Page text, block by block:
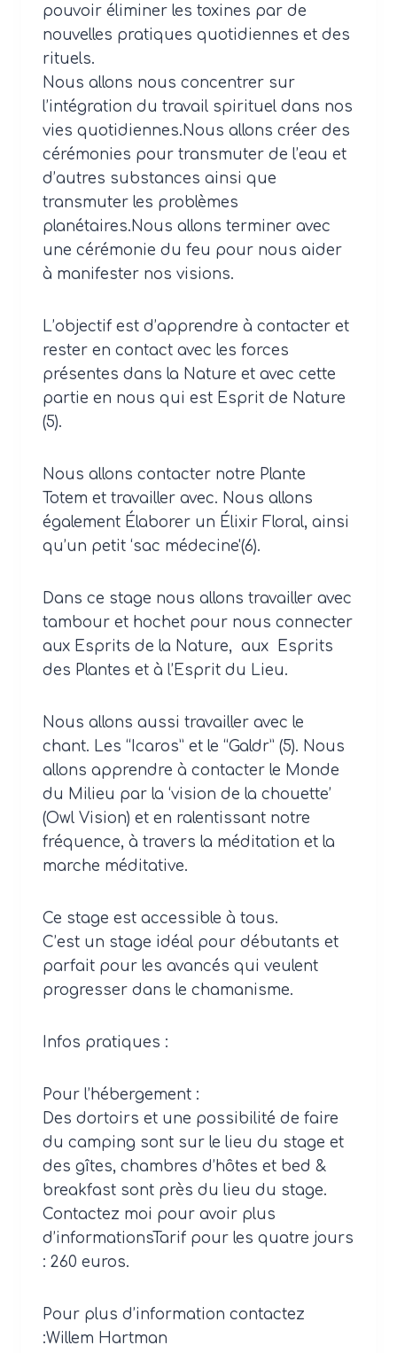
pouvoir éliminer les toxines par de
nouvelles pratiques quotidiennes et des
rituels.
Nous allons nous concentrer sur
l’intégration du travail spirituel dans nos
vies quotidiennes.Nous allons créer des
cérémonies pour transmuter de l’eau et
d’autres substances ainsi que
transmuter les problèmes
planétaires.Nous allons terminer avec
une cérémonie du feu pour nous aider
à manifester nos visions.
L’objectif est d’apprendre à contacter et
rester en contact avec les forces
présentes dans la Nature et avec cette
partie en nous qui est Esprit de Nature
(5).
Nous allons contacter notre Plante
Totem et travailler avec. Nous allons
également Élaborer un Élixir Floral, ainsi
qu’un petit ‘sac médecine'(6).
Dans ce stage nous allons travailler avec
tambour et hochet pour nous connecter
aux Esprits de la Nature, aux Esprits
des Plantes et à l’Esprit du Lieu.
Nous allons aussi travailler avec le
chant. Les “Icaros” et le “Galdr” (5). Nous
allons apprendre à contacter le Monde
du Milieu par la ‘vision de la chouette’
(Owl Vision) et en ralentissant notre
fréquence, à travers la méditation et la
marche méditative.
Ce stage est accessible à tous.
C’est un stage idéal pour débutants et
parfait pour les avancés qui veulent
progresser dans le chamanisme.
Infos pratiques :
Pour l’hébergement :
Des dortoirs et une possibilité de faire
du camping sont sur le lieu du stage et
des gîtes, chambres d’hôtes et bed &
breakfast sont près du lieu du stage.
Contactez moi pour avoir plus
d’informationsTarif pour les quatre jours
: 260 euros.
Pour plus d’information contactez
:Willem Hartman